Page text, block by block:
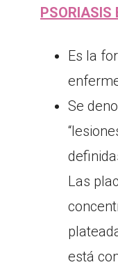
PSORIASIS
Es la
Se
Las
está